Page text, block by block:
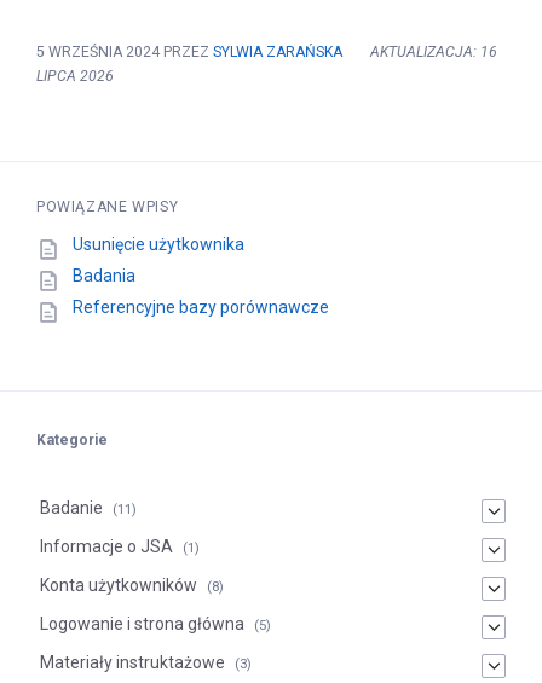
5 WRZEŚNIA 2024 PRZEZ SYLWIA ZARAŃSKA
AKTUALIZACJA: 16
LIPCA 2026
POWIĄZANE WPISY
Usunięcie użytkownika
Badania
Referencyjne bazy porównawcze
Kategorie
Badanie (11)
Informacje o JSA (1)
Konta użytkowników (8)
Logowanie i strona główna (5)
Materiały instruktażowe (3)